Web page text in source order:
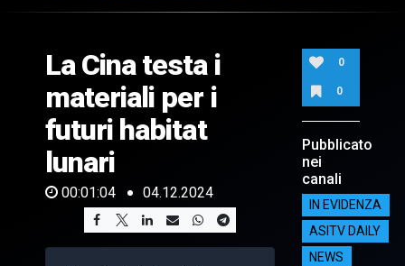
of
4
seconds
La Cina testa i
materiali per i
futuri habitat
lunari
00:01:04 04.12.2024
0
0
Pubblicato
nei
canali
IN EVIDENZA
ASITV DAILY
NEWS